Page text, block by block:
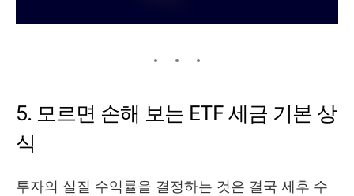
5. 모르면 손해 보는 ETF 세금 기본 상
식
투자의 실질 수익률을 결정하는 것은 결국 세후 수